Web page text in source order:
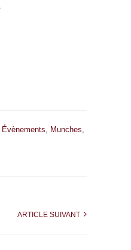
Évènements, Munches,
ARTICLE SUIVANT